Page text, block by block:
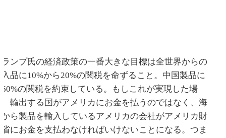
ンプ氏の経済政策の一番大きな目標は全世界からの
品に10%から20%の関税を命ずること。中国製品に
の関税を約束している。もしこれが実現した場
輸出する国がアメリカにお金を払うのではなく、海
ら製品を輸入しているアメリカの会社がアメリカ財
にお金を支払わなければいけないことになる。つま